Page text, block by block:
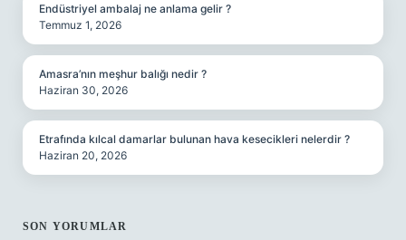
Endüstriyel ambalaj ne anlama gelir ?
Temmuz 1, 2026
Amasra’nın meşhur balığı nedir ?
Haziran 30, 2026
Etrafında kılcal damarlar bulunan hava kesecikleri nelerdir ?
Haziran 20, 2026
SON YORUMLAR